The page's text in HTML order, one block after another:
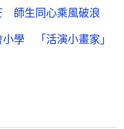
師生同心乘風破浪
學 「活演小畫家」